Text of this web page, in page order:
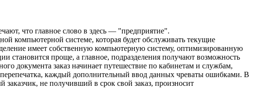
что главное слово в здесь — "предприятие".
компьютерной системе, которая будет обслуживать текущие
имеет собственную компьютерную систему, оптимизированную
становится проще, а главное, подразделения получают возможность
документа заказ начинает путешествие по кабинетам и службам,
каждый дополнительный ввод данных чреваты ошибками. В
не получивший в срок свой заказ, произносит